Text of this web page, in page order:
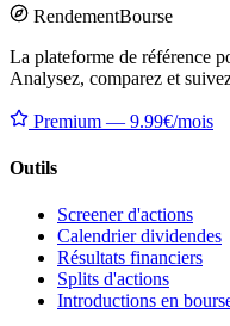
RendementBourse
La plateforme de référence
Analysez, comparez et
Premium — 9.99€/mois
Outils
Screener d'actions
Calendrier dividendes
Résultats financiers
Splits d'actions
Introductions en